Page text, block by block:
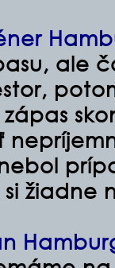
ale
žiadne